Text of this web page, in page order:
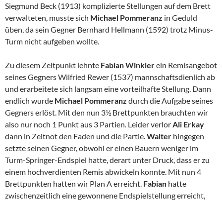
Siegmund Beck (1913) komplizierte Stellungen auf dem Brett
verwalteten, musste sich Michael Pommeranz in Geduld
üben, da sein Gegner Bernhard Hellmann (1592) trotz Minus-
Turm nicht aufgeben wollte.
Zu diesem Zeitpunkt lehnte Fabian Winklerein Remisangebot
seines Gegners Wilfried Rewer (1537) mannschaftsdienlich ab
und erarbeitete sich langsam eine vorteilhafte Stellung. Dann
endlich wurde Michael Pommeranz durch die Aufgabe seines
Gegners erlöst. Mit den nun 3½ Brettpunkten brauchten wir
also nur noch 1 Punkt aus 3 Partien. Leider verlorAli Erkay
dann in Zeitnot den Faden und die Partie.Walter hingegen
setzte seinen Gegner, obwohl er einen Bauern weniger im
Turm-Springer-Endspiel hatte, derart unter Druck, dass er zu
einem hochverdienten Remis abwickeln konnte. Mit nun 4
Brettpunkten hatten wir Plan A erreicht. Fabian hatte
zwischenzeitlich eine gewonnene Endspielstellung erreicht,